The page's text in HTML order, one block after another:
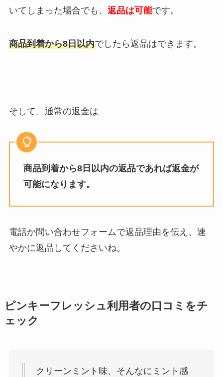
いてしまった場合でも、 返品は可能です。
商品到着から8日以内でしたら返品はできます。
そして、通常の返金は
商品到着から8日以内の返品であれば返金が
可能になります。
電話か問い合わせフォームで返品理由を伝え、速
やかに返品してくださいね。
ピンキーフレッシュ利用者の口コミをチ
ェック
クリーンミント味、そんなにミント感